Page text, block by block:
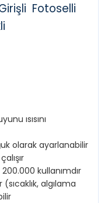
Fotoselli
ısısını
olarak ayarlanabilir
kullanımdır
algılama